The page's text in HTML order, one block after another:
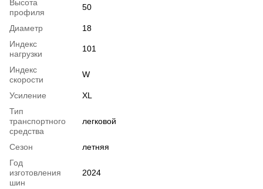
Высота
профиля
50
Диаметр
18
Индекс
нагрузки
101
Индекс
скорости
W
Усиление
XL
Тип
транспортного
средства
легковой
Сезон
летняя
Год
изготовления
шин
2024